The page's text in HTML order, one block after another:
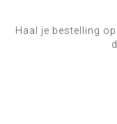
Haal je bestelling